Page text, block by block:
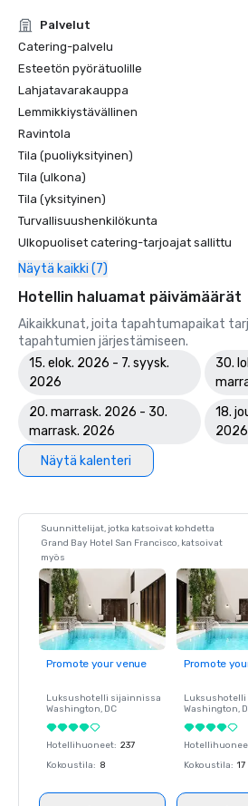
Palvelut
Catering-palvelu
Esteetön pyörätuolille
Lahjatavarakauppa
Lemmikkiystävällinen
Ravintola
Tila (puoliyksityinen)
Tila (ulkona)
Tila (yksityinen)
Turvallisuushenkilökunta
Ulkopuoliset catering-tarjoajat sallittu
Näytä kaikki (7)
Hotellin haluamat päivämäärät
Aikaikkunat, joita tapahtumapaikat
tapahtumien järjestämiseen.
15. elok. 2026 - 7. syysk.
2026
30.
20. marrask. 2026 - 30.
marrask. 2026
18.
2026
Näytä kalenteri
Suunnittelijat, jotka katsoivat kohdetta
Grand Bay Hotel San Francisco, katsoivat
myös
Promote your venue
Luksushotelli sijainnissa
Washington, DC
Hotellihuoneet: 237
Kokoustila: 8
Promote
Washington,
Kokoustila: 17